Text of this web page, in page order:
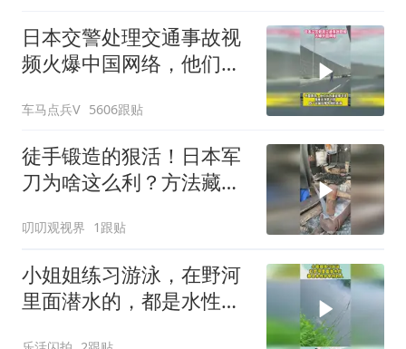
日本交警处理交通事故视
频火爆中国网络，他们认
车马点兵V 5606跟贴
徒手锻造的狠活！日本军
刀为啥这么利？方法藏着
叨叨观视界 1跟贴
小姐姐练习游泳，在野河
里面潜水的，都是水性非